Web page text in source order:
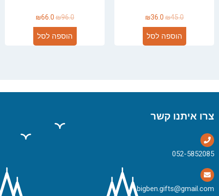
₪45.0
₪36.0
הוספה לסל
₪96.0
₪66.0
הוספה לסל
צרו איתנו קשר
bigben.gifts@gmail.com